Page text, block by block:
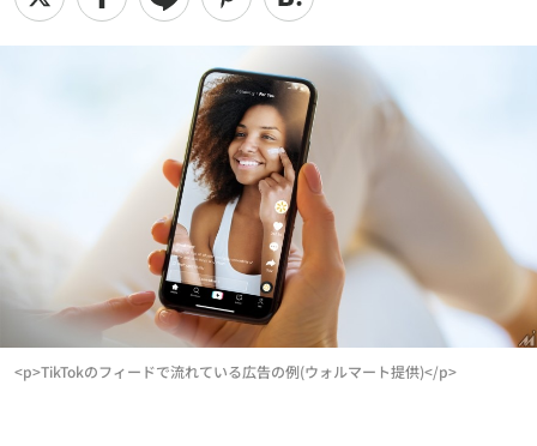
<p>TikTokのフィードで流れている広告の例(ウォルマート提供)</p>